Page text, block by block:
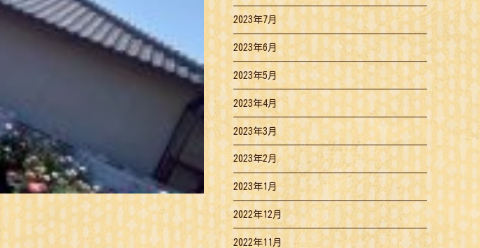
2023年7月
2023年6月
2023年5月
2023年4月
2023年3月
2023年2月
2023年1月
2022年12月
2022年11月